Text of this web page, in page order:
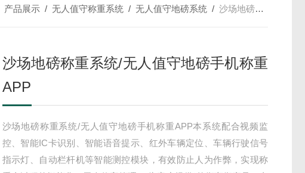
产品展示 /无人值守称重系统 /无人值守地磅系统 /沙场地磅称重系统/无人值守地磅手机称重APP
沙场地磅称重系统/无人值守地磅手机称重
APP
沙场地磅称重系统/无人值守地磅手机称重APP本系统配合视频监
控、智能IC卡识别、智能语音提示、红外车辆定位、车辆行驶信号
指示灯、自动栏杆机等智能测控模块，有效防止人为作弊，实现称